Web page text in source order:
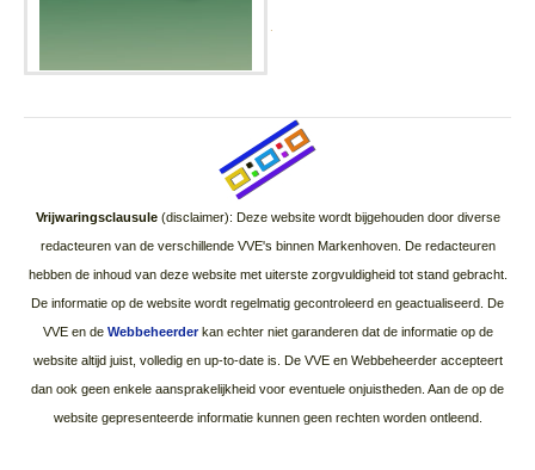
.
Vrijwaringsclausule(disclaimer): Deze website wordt bijgehouden door diverse
redacteuren van de verschillende VVE's binnen Markenhoven. De redacteuren
hebben de inhoud van deze website met uiterste zorgvuldigheid tot stand gebracht.
De informatie op de website wordt regelmatig gecontroleerd en geactualiseerd. De
VVE en de Webbeheerderkan echter niet garanderen dat de informatie op de
website altijd juist, volledig en up-to-date is. De VVE en Webbeheerder accepteert
dan ook geen enkele aansprakelijkheid voor eventuele onjuistheden. Aan de op de
website gepresenteerde informatie kunnen geen rechten worden ontleend.